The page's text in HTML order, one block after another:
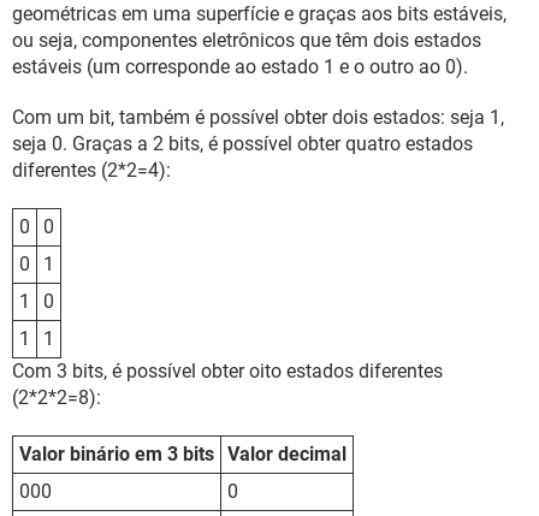
geométricas em uma superfície e graças aos bits estáveis,
ou seja, componentes eletrônicos que têm dois estados
estáveis (um corresponde ao estado 1 e o outro ao 0).
Com um bit, também é possível obter dois estados: seja 1,
seja 0. Graças a 2 bits, é possível obter quatro estados
diferentes (2*2=4):
0
0
0
1
1
0
1
1
Com 3 bits, é possível obter oito estados diferentes
(2*2*2=8):
Valor binário em 3 bits Valor decimal
000
0